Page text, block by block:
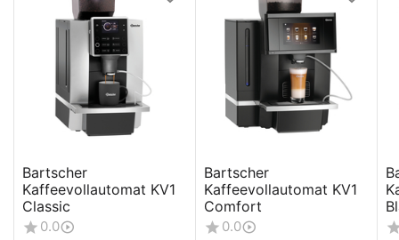
Bartscher
Kaffeevollautomat KV1
Classic
0.0
Bartscher
Kaffeevollautomat KV1
Comfort
0.0